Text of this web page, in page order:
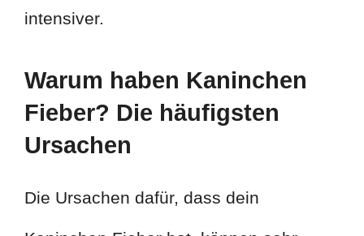
intensiver.
Warum haben Kaninchen
Fieber? Die häufigsten
Ursachen
Die Ursachen dafür, dass dein